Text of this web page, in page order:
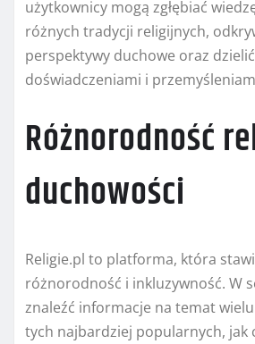
użytkownicy mogą zgłębiać
różnych tradycji religijnych,
perspektywy duchowe oraz
doświadczeniami i
Różnorodność
duchowości
Religie.pl to platforma, która
różnorodność i inkluzywność. W
znaleźć informacje na temat
tych najbardziej popularnych, jak